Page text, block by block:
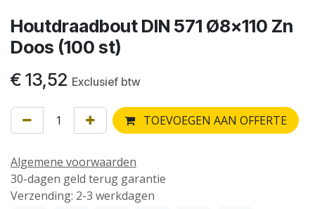
Houtdraadbout DIN 571 Ø8x110 Zn
Doos (100 st)
€ 13,52 Exclusief btw
TOEVOEGEN AAN OFFERTE
Algemene voorwaarden
30-dagen geld terug garantie
Verzending: 2-3 werkdagen